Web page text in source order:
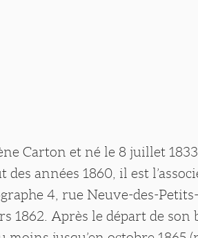
Carton et né le 8 juillet
années 1860, il est
4, rue Neuve-des-
1862. Après le départ de son